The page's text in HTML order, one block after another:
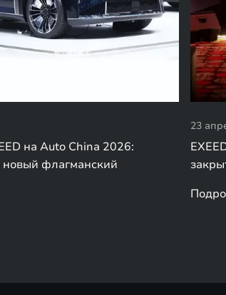
на Auto China 2026:
новый флагманский
23